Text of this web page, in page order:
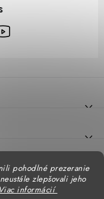
pohodlné prezeranie
zlepšovali jeho
Viac informácií